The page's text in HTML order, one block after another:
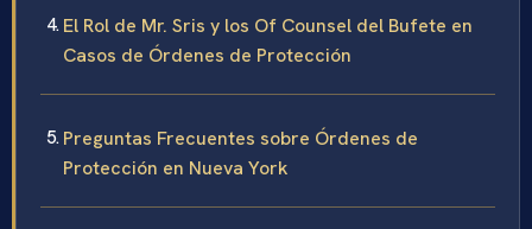
El Rol de Mr. Sris y los Of Counsel del Bufete en
Casos de Órdenes de Protección
Preguntas Frecuentes sobre Órdenes de
Protección en Nueva York